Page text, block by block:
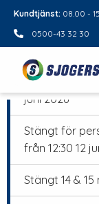
Kundtjänst: 08.00 -
0500-43 32 30
Sommar 2026
Stängt
juni 2026
Stängt för
från 12:30 12
Stängt 14 &